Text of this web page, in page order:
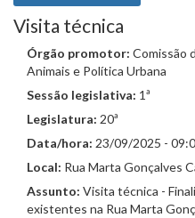
Visita técnica
Órgão promotor: Comissão
Animais e Política Urbana
Sessão legislativa: 1ª
Legislatura: 20ª
Data/hora: 23/09/2025 -
Local: Rua Marta Gonçalves
Assunto: Visita técnica -
existentes na Rua Marta